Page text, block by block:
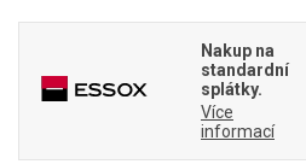
Benzínové křovinořezy a vyžínače
Aku křovinořezy a vyžínače
Nakup na
standardní
splátky.
Více
informací